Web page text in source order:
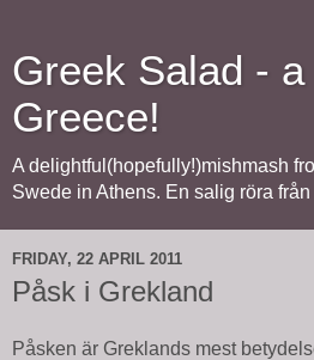
Greek Salad -
Greece!
A delightful(hopefully!)mishmash
Swede in Athens. En salig röra
FRIDAY, 22 APRIL 2011
Påsk i Grekland
Påsken är Greklands mest